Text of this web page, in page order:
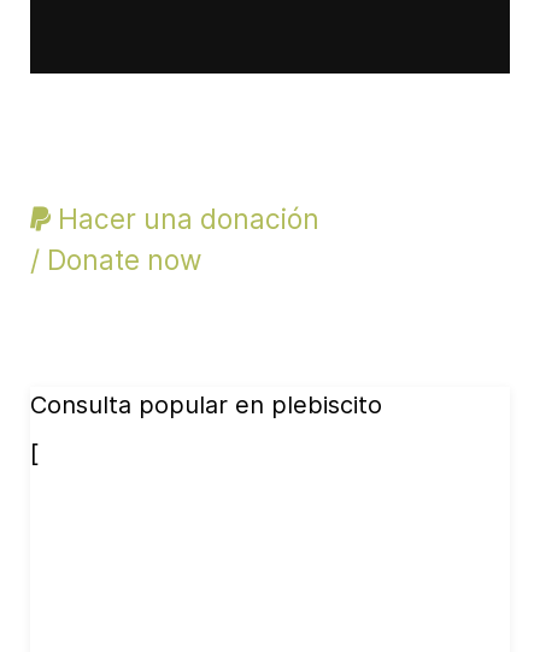
Hacer una donación
/ Donate now
Consulta popular en plebiscito
[